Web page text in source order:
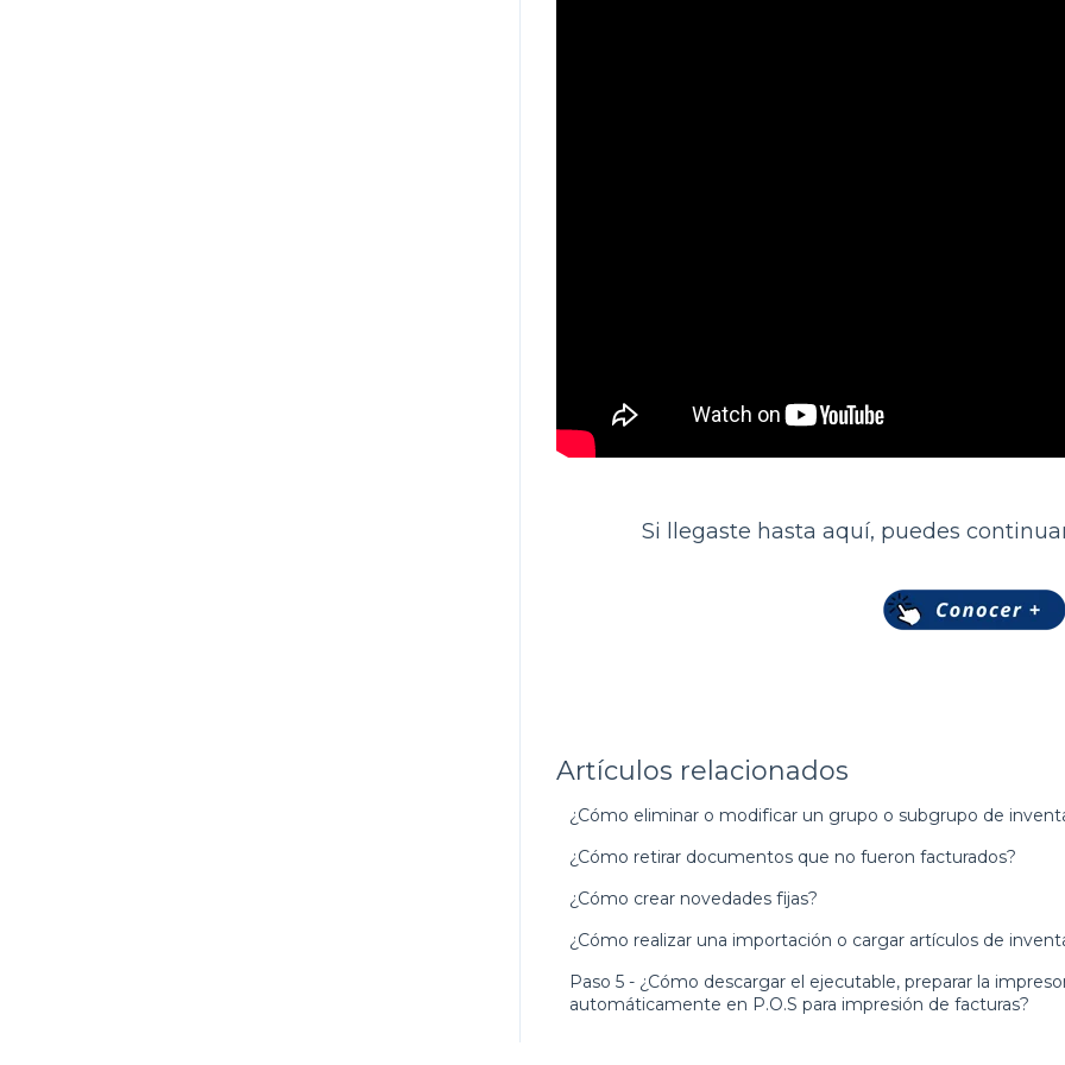
Si llegaste hasta aquí, puedes
Artículos relacionados
¿Cómo eliminar o modificar un grupo o subgrupo de
¿Cómo retirar documentos que no fueron facturados?
¿Cómo crear novedades fijas?
¿Cómo realizar una importación o cargar artículos de
Paso 5 - ¿Cómo descargar el ejecutable, preparar la
automáticamente en P.O.S para impresión de facturas?